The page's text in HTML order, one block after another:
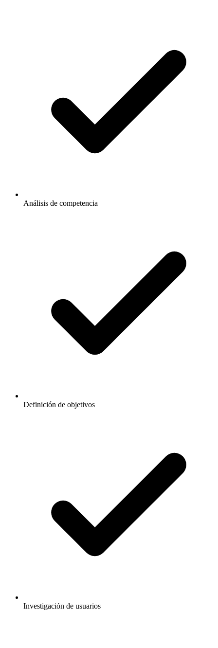
Análisis de competencia
Definición de objetivos
Investigación de usuarios